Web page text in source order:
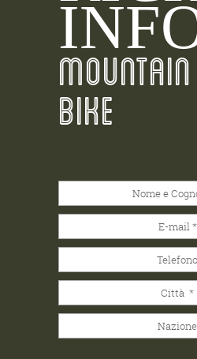
BIKE